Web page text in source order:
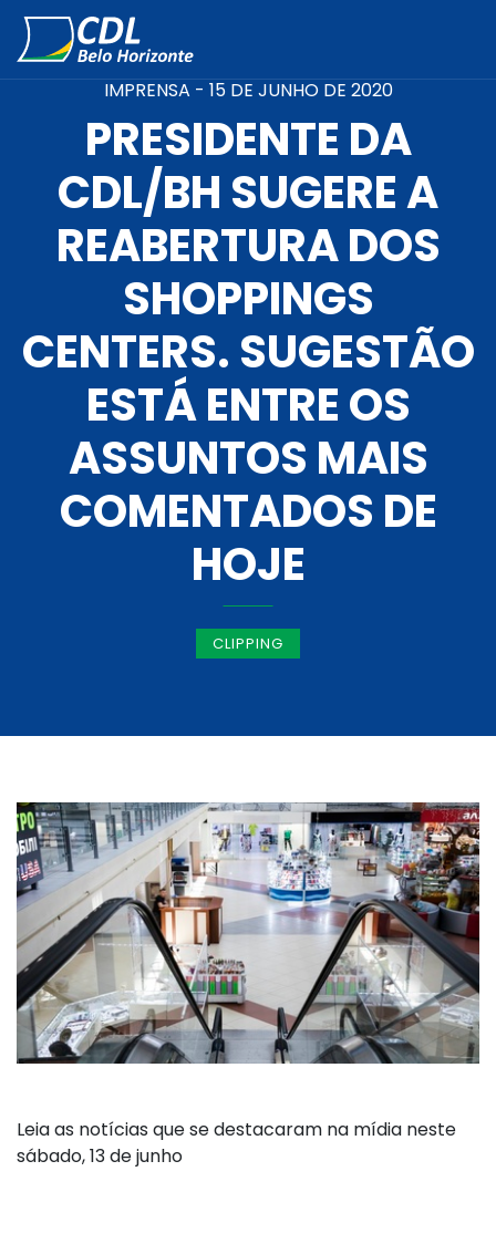
IMPRENSA - 15 DE JUNHO DE 2020
PRESIDENTE DA
CDL/BH SUGERE A
REABERTURA DOS
SHOPPINGS
CENTERS. SUGESTÃO
ESTÁ ENTRE OS
ASSUNTOS MAIS
COMENTADOS DE
HOJE
CLIPPING
Leia as notícias que se destacaram na mídia neste
sábado, 13 de junho